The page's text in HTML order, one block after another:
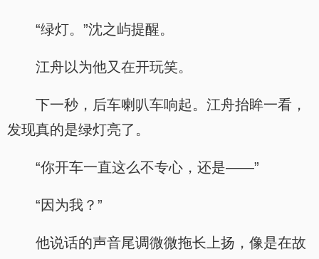
“绿灯。”沈之屿提醒。
江舟以为他又在开玩笑。
下一秒，后车喇叭车响起。江舟抬眸一看，
发现真的是绿灯亮了。
“你开车一直这么不专心，还是——”
“因为我？”
他说话的声音尾调微微拖长上扬，像是在故